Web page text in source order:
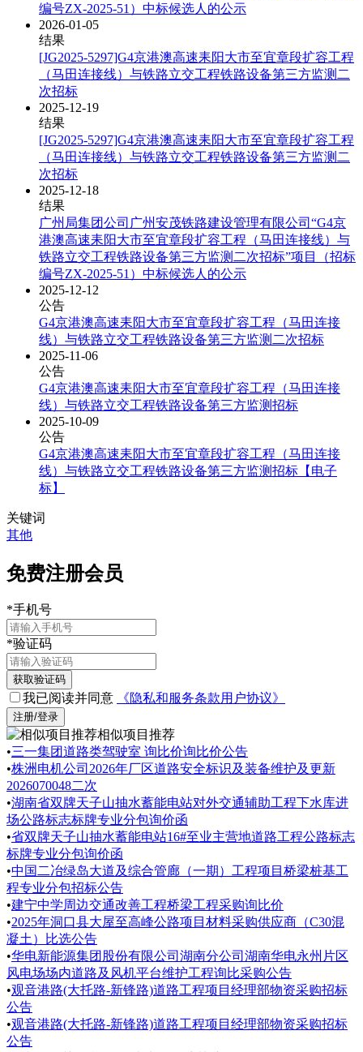
编号ZX-2025-51）中标候选人的公示
2026-01-05
结果
[JG2025-5297]G4京港澳高速耒阳大市至宜章段扩容工程
（马田连接线）与铁路立交工程铁路设备第三方监测二
次招标
2025-12-19
结果
[JG2025-5297]G4京港澳高速耒阳大市至宜章段扩容工程
（马田连接线）与铁路立交工程铁路设备第三方监测二
次招标
2025-12-18
结果
广州局集团公司广州安茂铁路建设管理有限公司“G4京
港澳高速耒阳大市至宜章段扩容工程（马田连接线）与
铁路立交工程铁路设备第三方监测二次招标”项目（招标
编号ZX-2025-51）中标候选人的公示
2025-12-12
公告
G4京港澳高速耒阳大市至宜章段扩容工程（马田连接
线）与铁路立交工程铁路设备第三方监测二次招标
2025-11-06
公告
G4京港澳高速耒阳大市至宜章段扩容工程（马田连接
线）与铁路立交工程铁路设备第三方监测招标
2025-10-09
公告
G4京港澳高速耒阳大市至宜章段扩容工程（马田连接
线）与铁路立交工程铁路设备第三方监测招标【电子
标】
关键词
其他
免费注册会员
*手机号
*验证码
获取验证码
我已阅读并同意 《隐私和服务条款用户协议》
注册/登录
相似项目推荐
•三一集团道路类驾驶室 询比价询比价公告
•株洲电机公司2026年厂区道路安全标识及装备维护及更新
2026070048二次
•湖南省双牌天子山抽水蓄能电站对外交通辅助工程下水库进
场公路标志标牌专业分包询价函
•省双牌天子山抽水蓄能电站16#至业主营地道路工程公路标志
标牌专业分包询价函
•中国二冶绿岛大道及综合管廊（一期）工程项目桥梁桩基工
程专业分包招标公告
•建宁中学周边交通改善工程桥梁工程采购询比价
•2025年洞口县大屋至高峰公路项目材料采购供应商（C30混
凝土）比选公告
•华电新能源集团股份有限公司湖南分公司湖南华电永州片区
风电场场内道路及风机平台维护工程询比采购公告
•观音港路(大托路-新锋路)道路工程项目经理部物资采购招标
公告
•观音港路(大托路-新锋路)道路工程项目经理部物资采购招标
公告